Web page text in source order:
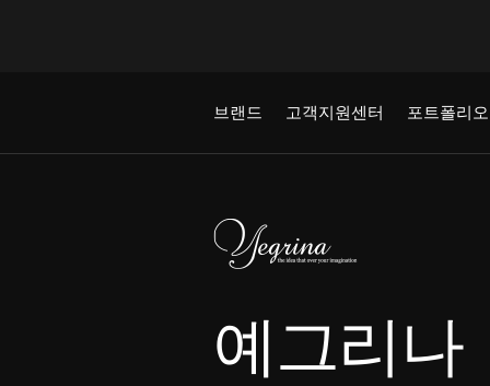
브랜드 고객지원센터 포트폴리오
예그리나